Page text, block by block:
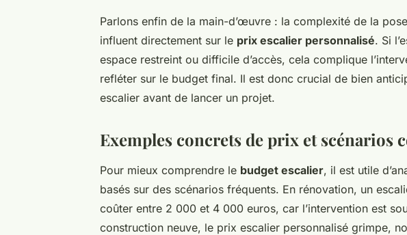
Parlons enfin de la main-d’œuvre : la complexité de la
influent directement sur le prix escalier personnalisé. Si
espace restreint ou difficile d’accès, cela complique
refléter sur le budget final. Il est donc crucial de bien
escalier avant de lancer un projet.
Exemples concrets de prix et scénarios
Pour mieux comprendre le budget escalier, il est utile
basés sur des scénarios fréquents. En rénovation, un
coûter entre 2 000 et 4 000 euros, car l’intervention est
construction neuve, le prix escalier personnalisé grimpe,